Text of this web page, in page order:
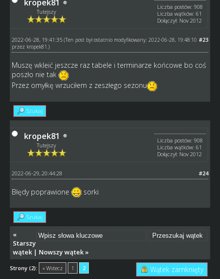
kropek81
Tutejszy
Liczba postów: 908
Liczba wątków: 61
Dołączył: Nov 2012
#23
2022-06-28, 19:41:35 (Ten post był ostatnio modyfikowany: 2022-06-28, 19:48:10
przez kropek81 .)
Muszę wkleić jeszcze raz tabele i terminarze końcowe bo coś
poszło nie tak
Przez omyłkę wrzuciłem z zeszłego sezonu
Szukaj
kropek81
Tutejszy
Liczba postów: 908
Liczba wątków: 61
Dołączył: Nov 2012
#24
2022-06-29, 20:44:28
Błędy poprawione sorki
Szukaj
«
Starszy
wątek| Nowszy wątek»
Strony (2): « Wstecz 1 2 Wątek zamknięty